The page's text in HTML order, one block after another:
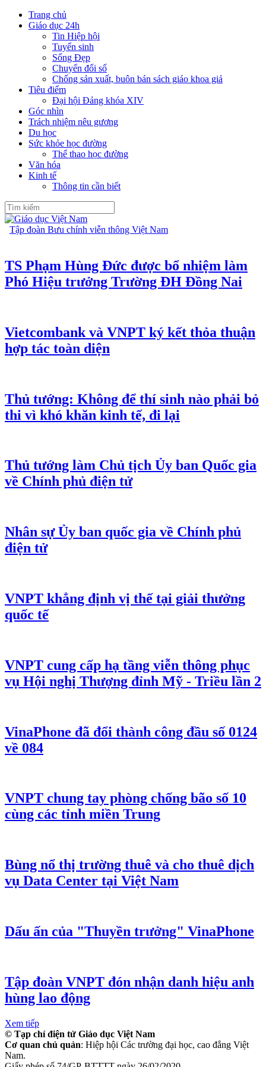
Trang chủ
Giáo dục 24h
Tin Hiệp hội
Tuyển sinh
Sống Đẹp
Chuyển đổi số
Chống sản xuất, buôn bán sách giáo khoa giả
Tiêu điểm
Đại hội Đảng khóa XIV
Góc nhìn
Trách nhiệm nêu gương
Du học
Sức khỏe học đường
Thể thao học đường
Văn hóa
Kinh tế
Thông tin cần biết
Tập đoàn Bưu chính viễn thông Việt Nam
TS Phạm Hùng Đức được bổ nhiệm làm
Phó Hiệu trưởng Trường ĐH Đồng Nai
Vietcombank và VNPT ký kết thỏa thuận
hợp tác toàn diện
Thủ tướng: Không để thí sinh nào phải bỏ
thi vì khó khăn kinh tế, đi lại
Thủ tướng làm Chủ tịch Ủy ban Quốc gia
về Chính phủ điện tử
Nhân sự Ủy ban quốc gia về Chính phủ
điện tử
VNPT khẳng định vị thế tại giải thưởng
quốc tế
VNPT cung cấp hạ tầng viễn thông phục
vụ Hội nghị Thượng đỉnh Mỹ - Triều lần 2
VinaPhone đã đổi thành công đầu số 0124
về 084
VNPT chung tay phòng chống bão số 10
cùng các tỉnh miền Trung
Bùng nổ thị trường thuê và cho thuê dịch
vụ Data Center tại Việt Nam
Dấu ấn của "Thuyền trưởng" VinaPhone
Tập đoàn VNPT đón nhận danh hiệu anh
hùng lao động
Xem tiếp
© Tạp chí điện tử Giáo dục Việt Nam
Cơ quan chủ quản: Hiệp hội Các trường đại học, cao đẳng Việt
Nam.